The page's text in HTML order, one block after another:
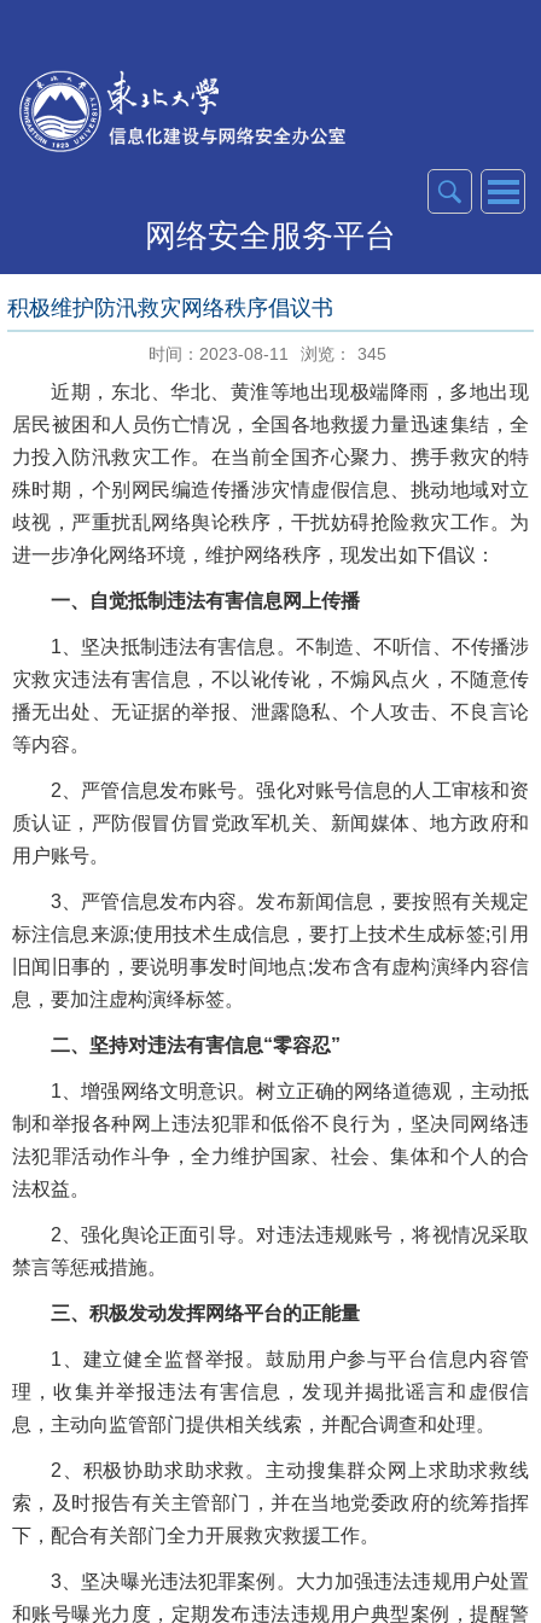
网络安全服务平台
积极维护防汛救灾网络秩序倡议书
时间：2023-08-11 浏览： 345
近期，东北、华北、黄淮等地出现极端降雨，多地出现
居民被困和人员伤亡情况，全国各地救援力量迅速集结，全
力投入防汛救灾工作。在当前全国齐心聚力、携手救灾的特
殊时期，个别网民编造传播涉灾情虚假信息、挑动地域对立
歧视，严重扰乱网络舆论秩序，干扰妨碍抢险救灾工作。为
进一步净化网络环境，维护网络秩序，现发出如下倡议：
一、自觉抵制违法有害信息网上传播
1、坚决抵制违法有害信息。不制造、不听信、不传播涉
灾救灾违法有害信息，不以讹传讹，不煽风点火，不随意传
播无出处、无证据的举报、泄露隐私、个人攻击、不良言论
等内容。
2、严管信息发布账号。强化对账号信息的人工审核和资
质认证，严防假冒仿冒党政军机关、新闻媒体、地方政府和
用户账号。
3、严管信息发布内容。发布新闻信息，要按照有关规定
标注信息来源;使用技术生成信息，要打上技术生成标签;引用
旧闻旧事的，要说明事发时间地点;发布含有虚构演绎内容信
息，要加注虚构演绎标签。
二、坚持对违法有害信息“零容忍”
1、增强网络文明意识。树立正确的网络道德观，主动抵
制和举报各种网上违法犯罪和低俗不良行为，坚决同网络违
法犯罪活动作斗争，全力维护国家、社会、集体和个人的合
法权益。
2、强化舆论正面引导。对违法违规账号，将视情况采取
禁言等惩戒措施。
三、积极发动发挥网络平台的正能量
1、建立健全监督举报。鼓励用户参与平台信息内容管
理，收集并举报违法有害信息，发现并揭批谣言和虚假信
息，主动向监管部门提供相关线索，并配合调查和处理。
2、积极协助求助求救。主动搜集群众网上求助求救线
索，及时报告有关主管部门，并在当地党委政府的统筹指挥
下，配合有关部门全力开展救灾救援工作。
3、坚决曝光违法犯罪案例。大力加强违法违规用户处置
和账号曝光力度，定期发布违法违规用户典型案例，提醒警